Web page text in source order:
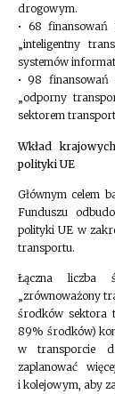
drogowym.
• 68
„inteligentny
systemów
• 98
„odporny
sektorem
Wkład
polityki UE
Głównym celem
Funduszu
polityki UE w
transportu.
Łączna liczba
„zrównoważony
środków sektora
89% środków)
w transporcie
zaplanować
i kolejowym, aby